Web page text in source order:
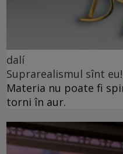
dalí
Suprarealismul sînt
Materia nu poate fi
torni în aur.